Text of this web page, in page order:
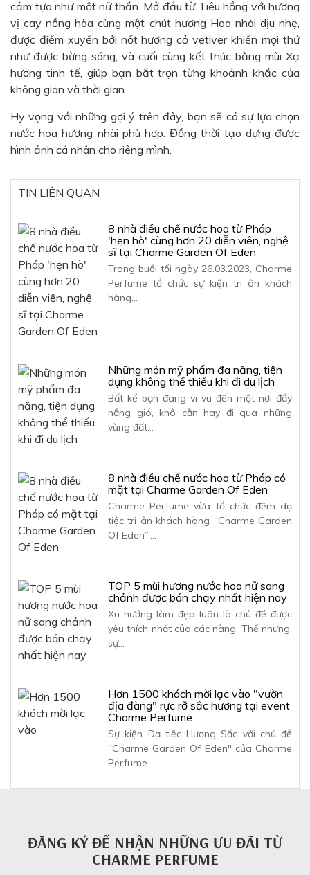
cảm tựa như một nữ thần. Mở đầu từ Tiêu hồng với hương
vị cay nồng hòa cùng một chút hương Hoa nhài dịu nhẹ,
được điểm xuyến bởi nốt hương cỏ vetiver khiến mọi thứ
như được bừng sáng, và cuối cùng kết thúc bằng mùi Xạ
hương tinh tế, giúp bạn bắt trọn từng khoảnh khắc của
không gian và thời gian.
Hy vọng với những gợi ý trên đây, bạn sẽ có sự lựa chọn
nước hoa hương nhài phù hợp. Đồng thời tạo dựng được
hình ảnh cá nhân cho riêng mình.
TIN LIÊN QUAN
8 nhà điều chế nước hoa từ Pháp
'hẹn hò' cùng hơn 20 diễn viên, nghệ
sĩ tại Charme Garden Of Eden
Trong buổi tối ngày 26.03.2023, Charme
Perfume tổ chức sự kiện tri ân khách
hàng…
Những món mỹ phẩm đa năng, tiện
dụng không thể thiếu khi đi du lịch
Bất kể bạn đang vi vu đến một nơi đầy
nắng gió, khô cằn hay đi qua những
vùng đất…
8 nhà điều chế nước hoa từ Pháp có
mặt tại Charme Garden Of Eden
Charme Perfume vừa tổ chức đêm dạ
tiệc tri ân khách hàng “Charme Garden
Of Eden”,…
TOP 5 mùi hương nước hoa nữ sang
chảnh được bán chạy nhất hiện nay
Xu hướng làm đẹp luôn là chủ đề được
yêu thích nhất của các nàng. Thế nhưng,
sự…
Hơn 1500 khách mời lạc vào "vườn
địa đàng" rực rỡ sắc hương tại event
Charme Perfume
Sự kiện Dạ tiệc Hương Sắc với chủ đề
"Charme Garden Of Eden" của Charme
Perfume…
ĐĂNG KÝ ĐỂ NHẬN NHỮNG ƯU ĐÃI TỪ
CHARME PERFUME